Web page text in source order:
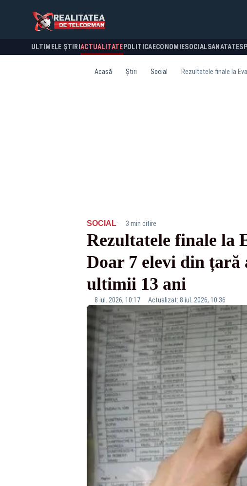
ULTIMELE ȘTIRI ACTUALITATE POLITICA ECONOMIESOCIALSANATATE
Acasă Știri Social Rezultatele finale la
SOCIAL· 3 min citire
Rezultatele finale la
Doar 7 elevi din țară
ultimii 13 ani
8 iul. 2026, 10:17 Actualizat: 8 iul. 2026, 10:36